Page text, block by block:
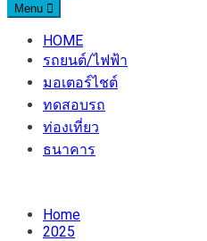
Menu
HOME
รถยนต์/ไฟฟ้า
มอเตอร์ไชต์
ทดสอบรถ
ท่องเที่ยว
ธนาคาร
Home
2025